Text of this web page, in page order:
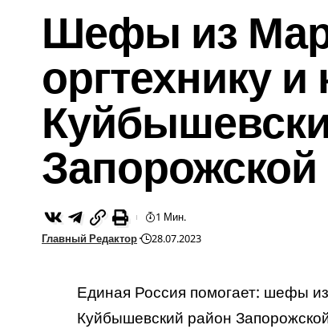
Шефы из
оргтехнику и
Запорожской
Главный Редактор 28.07.2023
1 Мин.
Единая Россия помогает: шефы
Куйбышевский район